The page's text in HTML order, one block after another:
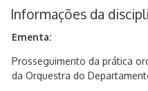
Informações da
Ementa:
Prosseguimento da prática
da Orquestra do